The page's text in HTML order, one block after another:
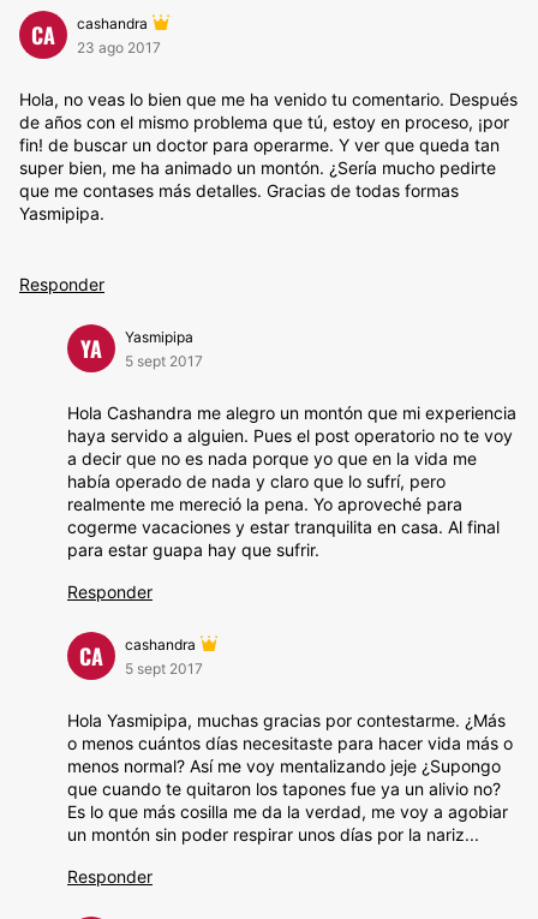
CA
cashandra
23 ago 2017
Hola, no veas lo bien que me ha venido tu comentario. Después
de años con el mismo problema que tú, estoy en proceso, ¡por
fin! de buscar un doctor para operarme. Y ver que queda tan
super bien, me ha animado un montón. ¿Sería mucho pedirte
que me contases más detalles. Gracias de todas formas
Yasmipipa.
Responder
YA
Yasmipipa
5 sept 2017
Hola Cashandra me alegro un montón que mi experiencia
haya servido a alguien. Pues el post operatorio no te voy
a decir que no es nada porque yo que en la vida me
había operado de nada y claro que lo sufrí, pero
realmente me mereció la pena. Yo aproveché para
cogerme vacaciones y estar tranquilita en casa. Al final
para estar guapa hay que sufrir.
Responder
CA
cashandra
5 sept 2017
Hola Yasmipipa, muchas gracias por contestarme. ¿Más
o menos cuántos días necesitaste para hacer vida más o
menos normal? Así me voy mentalizando jeje ¿Supongo
que cuando te quitaron los tapones fue ya un alivio no?
Es lo que más cosilla me da la verdad, me voy a agobiar
un montón sin poder respirar unos días por la nariz...
Responder